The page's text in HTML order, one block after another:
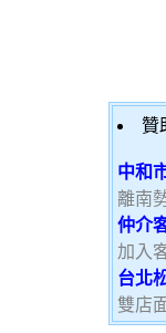
中和
離南
仲介
加入
台北
雙店